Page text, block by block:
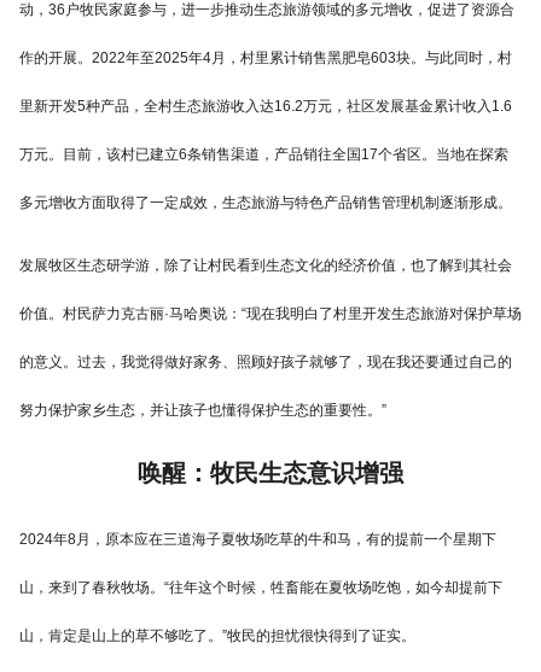
动，36户牧民家庭参与，进一步推动生态旅游领域的多元增收，促进了资源合
作的开展。2022年至2025年4月，村里累计销售黑肥皂603块。与此同时，村
里新开发5种产品，全村生态旅游收入达16.2万元，社区发展基金累计收入1.6
万元。目前，该村已建立6条销售渠道，产品销往全国17个省区。当地在探索
多元增收方面取得了一定成效，生态旅游与特色产品销售管理机制逐渐形成。
发展牧区生态研学游，除了让村民看到生态文化的经济价值，也了解到其社会
价值。村民萨力克古丽·马哈奥说：“现在我明白了村里开发生态旅游对保护草场
的意义。过去，我觉得做好家务、照顾好孩子就够了，现在我还要通过自己的
努力保护家乡生态，并让孩子也懂得保护生态的重要性。”
唤醒：牧民生态意识增强
2024年8月，原本应在三道海子夏牧场吃草的牛和马，有的提前一个星期下
山，来到了春秋牧场。“往年这个时候，牲畜能在夏牧场吃饱，如今却提前下
山，肯定是山上的草不够吃了。”牧民的担忧很快得到了证实。